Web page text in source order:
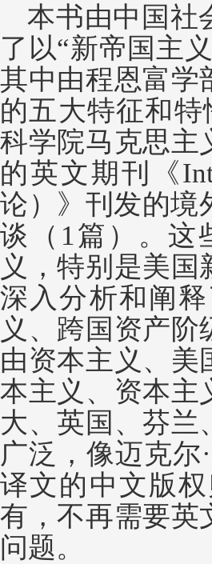
本书由中国社
了以“新帝国主
其中由程恩富学
的五大特征和
科学院马克思主
的英文期刊《
论）》刊发的境
谈（1篇）。这
义，特别是美
深入分析和阐
义、跨国资产
由资本主义、美
本主义、资本主
大、英国、芬兰
广泛，像迈克尔
译文的中文版
有，不再需要英
问题。